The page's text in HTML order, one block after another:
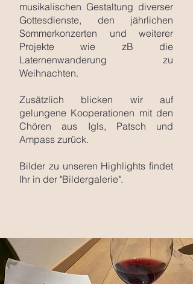
musikalischen Gestaltung diverser
Gottesdienste, den jährlichen
Sommerkonzerten und weiterer
Projekte wie zB die
Laternenwanderung zu
Weihnachten.
Zusätzlich blicken wir auf
gelungene Kooperationen mit den
Chören aus Igls, Patsch und
Ampass zurück.
Bilder zu unseren Highlights findet
Ihr in der "Bildergalerie".